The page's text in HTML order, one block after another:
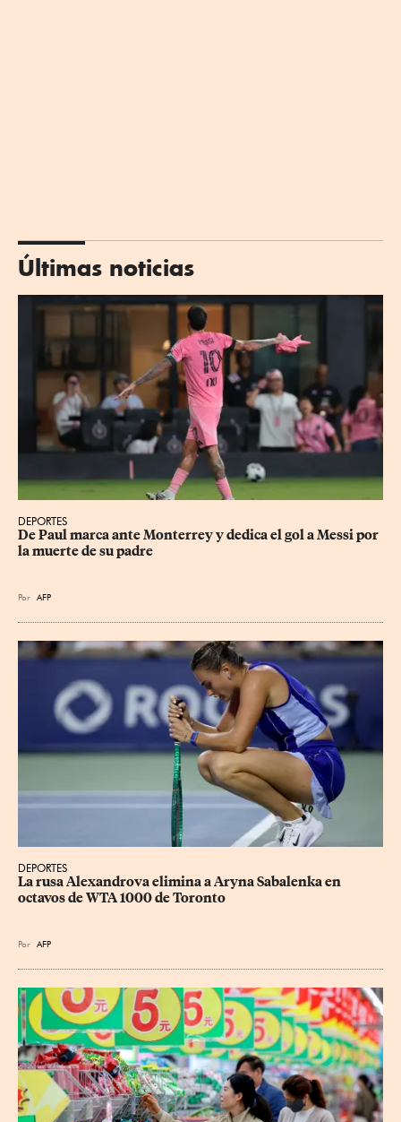
Últimas noticias
DEPORTES
De Paul marca ante Monterrey y dedica el gol a Messi por
la muerte de su padre
Por AFP
DEPORTES
La rusa Alexandrova elimina a Aryna Sabalenka en
octavos de WTA 1000 de Toronto
Por AFP